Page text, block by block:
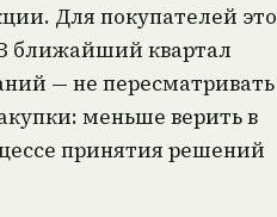
Для покупателей это
ближайший квартал
— не пересматривать
меньше верить в
принятия решений